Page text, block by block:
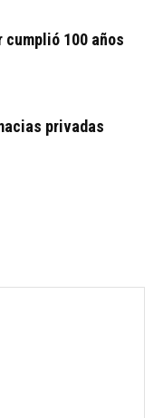
cumplió 100 años
privadas